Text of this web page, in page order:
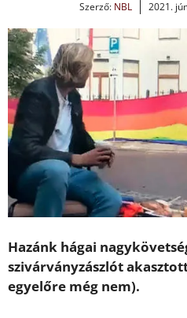
Szerző: NBL 2021.
Hazánk hágai
szivárványzászlót
egyelőre még nem).